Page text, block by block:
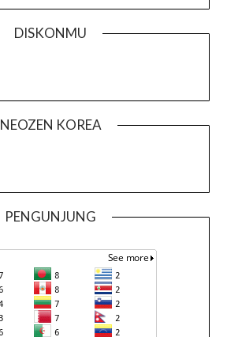
DISKONMU
NEOZEN KOREA
PENGUNJUNG